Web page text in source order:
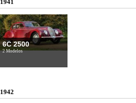
1941
6C 2500
2 Modelos
1942